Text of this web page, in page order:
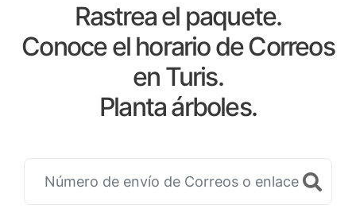
Rastrea el paquete.
Conoce el horario de Correos
en Turis.
Planta árboles.